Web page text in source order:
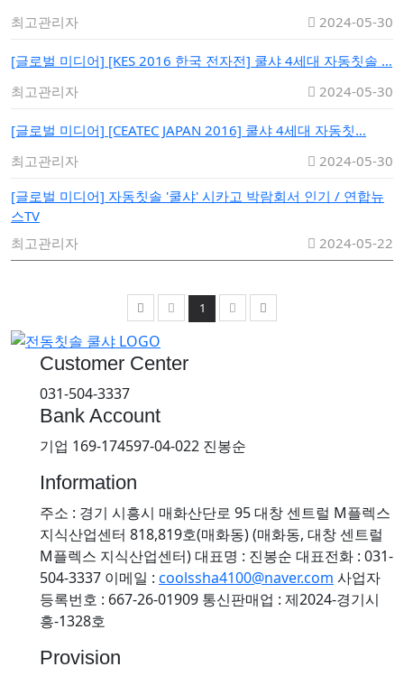
최고관리자
2024-05-30
[글로벌 미디어] [KES 2016 한국 전자전] 쿨샤 4세대 자동칫솔 …
최고관리자
2024-05-30
[글로벌 미디어] [CEATEC JAPAN 2016] 쿨샤 4세대 자동칫…
최고관리자
2024-05-30
[글로벌 미디어] 자동칫솔 '쿨샤' 시카고 박람회서 인기 / 연합뉴
스TV
최고관리자
2024-05-22
1
Customer Center
031-504-3337
Bank Account
기업 169-174597-04-022 진봉순
Information
주소 : 경기 시흥시 매화산단로 95 대창 센트럴 M플렉스
지식산업센터 818,819호(매화동) (매화동, 대창 센트럴
M플렉스 지식산업센터)대표명 : 진봉순 대표전화 : 031-
504-3337 이메일 : coolssha4100@naver.com 사업자
등록번호 : 667-26-01909 통신판매업 : 제2024-경기시
흥-1328호
Provision